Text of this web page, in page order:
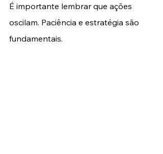
É importante lembrar que ações
oscilam. Paciência e estratégia são
fundamentais.